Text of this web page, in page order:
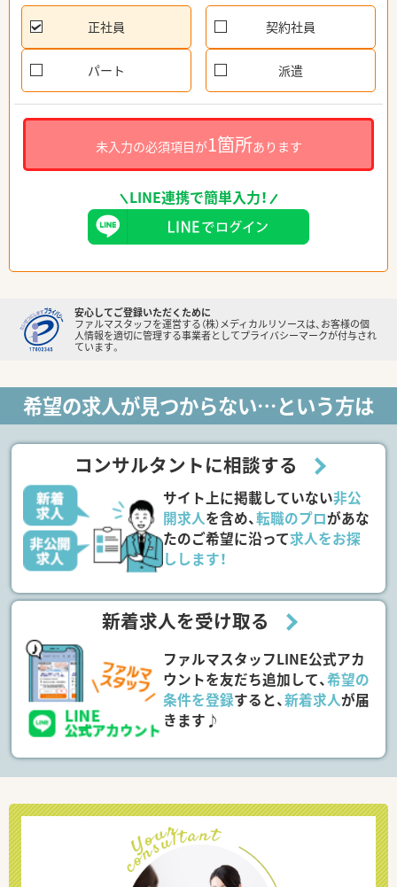
正社員 契約社員
パート 派遣
未入力の必須項目が1箇所あります
LINE連携で簡単入力！
安心してご登録いただくために
ファルマスタッフを運営する（株）メディカルリソースは、お客様の個
人情報を適切に管理する事業者としてプライバシーマークが付与され
ています。
希望の求人が見つからない…という方は
コンサルタントに相談する
サイト上に掲載していない非公
開求人を含め、転職のプロがあな
たのご希望に沿って求人をお探
しします！
新着求人を受け取る
ファルマスタッフLINE公式アカ
ウントを友だち追加して、希望の
条件を登録すると、新着求人が届
きます♪